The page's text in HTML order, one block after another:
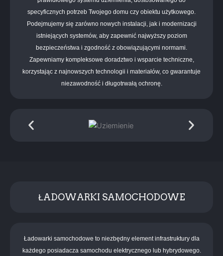
specyficznych potrzeb Twojego domu czy obiektu użytkowego.
Podejmujemy się zarówno nowych instalacji, jak i modernizacji
istniejących systemów, aby zapewnić najwyższy poziom
bezpieczeństwa i zgodność z obowiązującymi normami.
Zapewniamy kompleksowe doradztwo i wsparcie techniczne,
korzystając z najnowszych technologii i materiałów, co gwarantuje
niezawodność i długotrwałą ochronę.
ŁADOWARKI SAMOCHODOWE
Ładowarki samochodowe to niezbędny element infrastruktury dla
każdego posiadacza samochodu elektrycznego lub hybrydowego.